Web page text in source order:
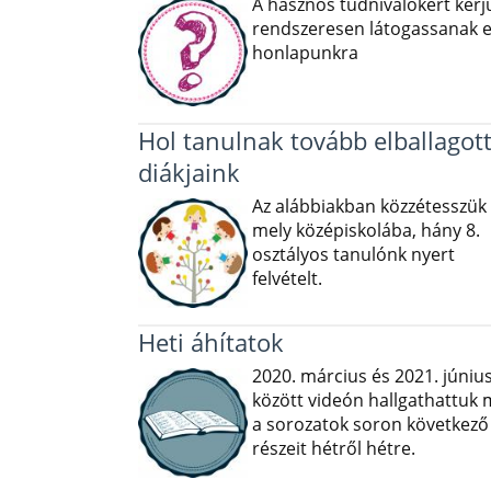
rendszeresen látogassanak
honlapunkra
Hol tanulnak tovább elballagott
diákjaink
Az alábbiakban közzétesszük
mely középiskolába, hány 8.
osztályos tanulónk nyert
felvételt.
Heti áhítatok
2020. március és 2021. június
között videón hallgathattuk
a sorozatok soron következő
részeit hétről hétre.